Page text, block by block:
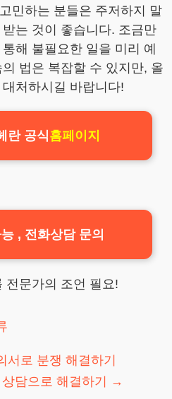
민하는 분들은 주저하지 말
는 것이 좋습니다. 조금만
해 불필요한 일을 미리 예
법은 복잡할 수 있지만, 올
처하시길 바랍니다!
란 공식홈페이지
, 전화상담 문의
전문가의 조언 필요!
서로 분쟁 해결하기
담으로 해결하기
→